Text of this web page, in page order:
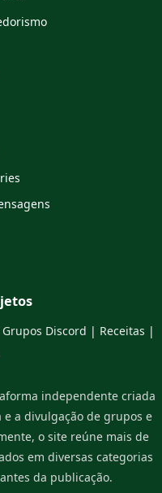
Grupos Discord | Receitas |
independente criada
a divulgação de grupos e
o site reúne mais de
em diversas categorias
da publicação.